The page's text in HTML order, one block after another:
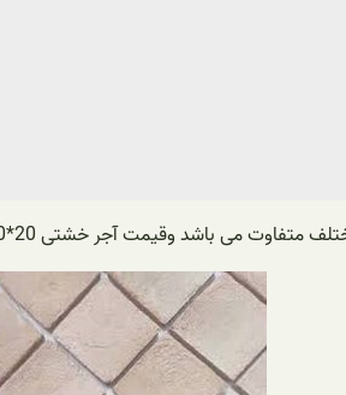
باشد وقیمت آجر خشتی 20*20 متفاوت می باشد .